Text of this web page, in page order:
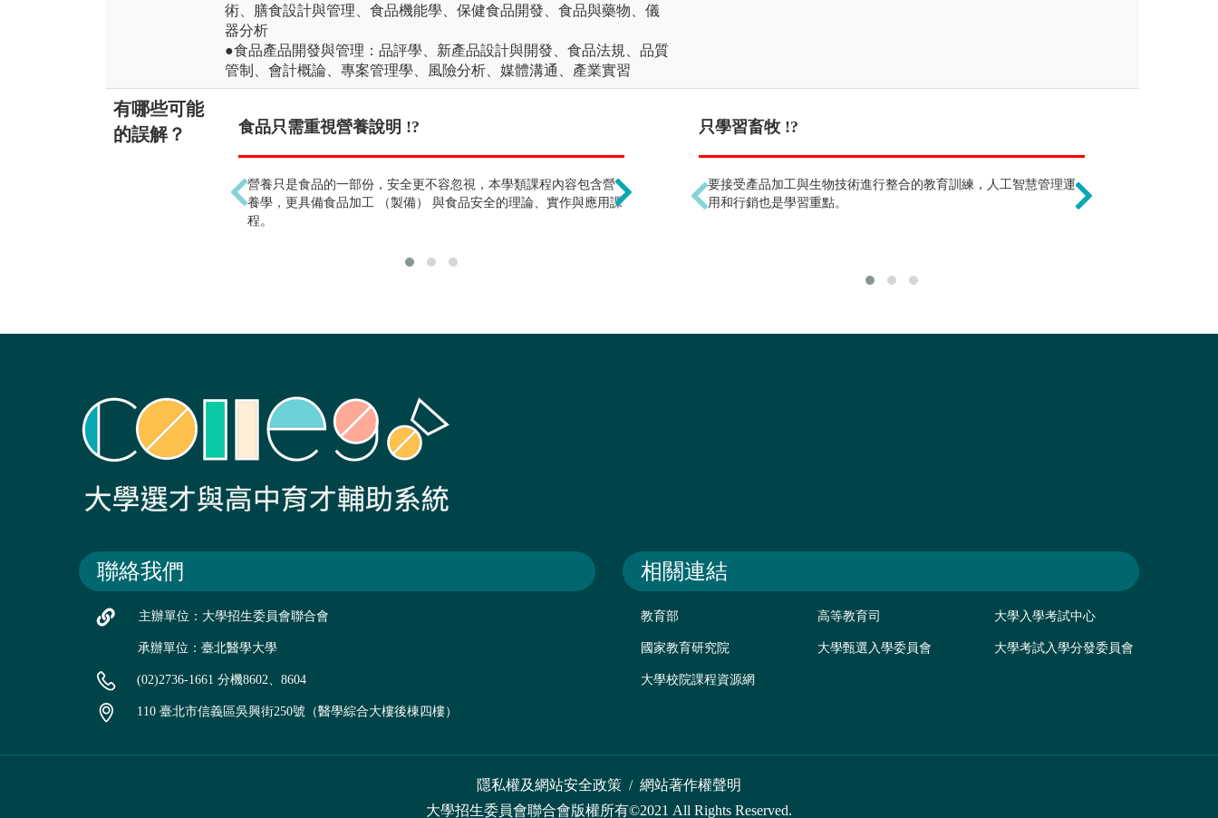
術、膳食設計與管理、食品機能學、保健食品開發、食品與藥物、儀
器分析
●食品產品開發與管理：品評學、新產品設計與開發、食品法規、品質
管制、會計概論、專案管理學、風險分析、媒體溝通、產業實習
有哪些可能
的誤解？
食品只需重視營養說明 !?
營養只是食品的一部份，安全更不容忽視，本學類課程內容包含營
養學，更具備食品加工 （製備） 與食品安全的理論、實作與應用課
程。
就是在做食品烹飪 !?
食品加工是一門專業知識與技術，需充分了解食物原理及加工使用
範圍，並應用於食品產業提升經濟效益與價值，是一門有趣的應用
養成教育中融合多元跨
括食品或化學檢驗分析
只學習畜牧 !?
要接受產品加工與生物技術進行整合的教育訓練，人工智慧管理運
用和行銷也是學習重點。
聯絡我們
主辦單位：大學招生委員會聯合會
承辦單位：臺北醫學大學
(02)2736-1661 分機8602、8604
110 臺北市信義區吳興街250號（醫學綜合大樓後棟四樓）
相關連結
教育部 高等教育司 大學入學考試中心
國家教育研究院 大學甄選入學委員會 大學考試入學分發委員會
大學校院課程資源網
隱私權及網站安全政策 / 網站著作權聲明
大學招生委員會聯合會版權所有©2021 All Rights Reserved.